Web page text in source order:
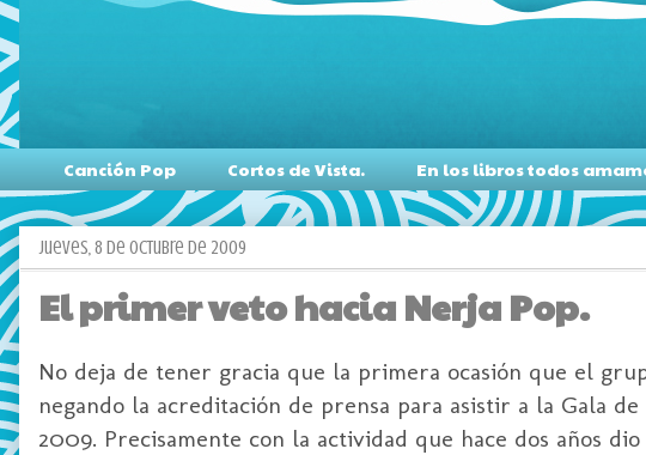
Canción Pop Cortos de Vista. En los libros todos
jueves, 8 de octubre de 2009
El primer veto hacia Nerja Pop.
No deja de tener gracia que la primera ocasión que el
negando la acreditación de prensa para asistir a la Gala
2009. Precisamente con la actividad que hace dos años